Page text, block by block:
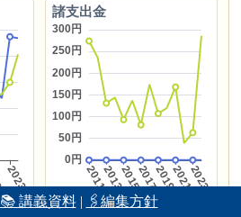
📚 講義資料| 🖇編集方針
諸支出金